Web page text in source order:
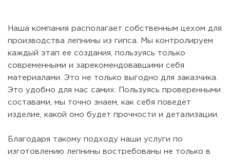
Наша компания располагает собственным цехом для
производства лепнины из гипса. Мы контролируем
каждый этап ее создания, пользуясь только
современными и зарекомендовавшими себя
материалами. Это не только выгодно для заказчика.
Это удобно для нас самих. Пользуясь проверенными
составами, мы точно знаем, как себя поведет
изделие, какой оно будет прочности и детализации.
Благодаря такому подходу наши услуги по
изготовлению лепнины востребованы не только в